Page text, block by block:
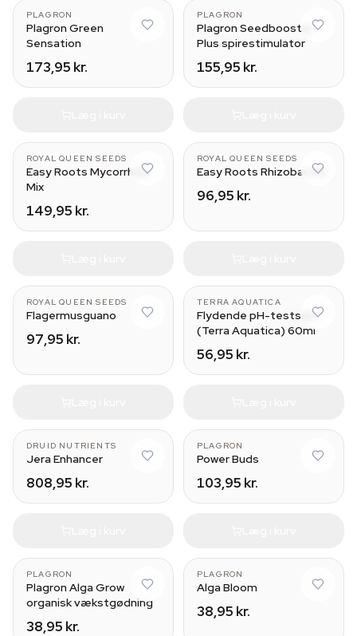
PLAGRON
Plagron Green
Sensation
173,95 kr.
PLAGRON
Plagron Seedbooster
Plus spirestimulator
155,95 kr.
ROYAL QUEEN SEEDS
Easy Roots Mycorrhiza
Mix
149,95 kr.
ROYAL QUEEN SEEDS
Easy Roots Rhizobacter
96,95 kr.
ROYAL QUEEN SEEDS
Flagermusguano
97,95 kr.
TERRA AQUATICA
Flydende pH-testsæt
(Terra Aquatica) 60ml
56,95 kr.
DRUID NUTRIENTS
Jera Enhancer
808,95 kr.
PLAGRON
Power Buds
103,95 kr.
PLAGRON
Plagron Alga Grow
organisk vækstgødning
38,95 kr.
PLAGRON
Alga Bloom
38,95 kr.